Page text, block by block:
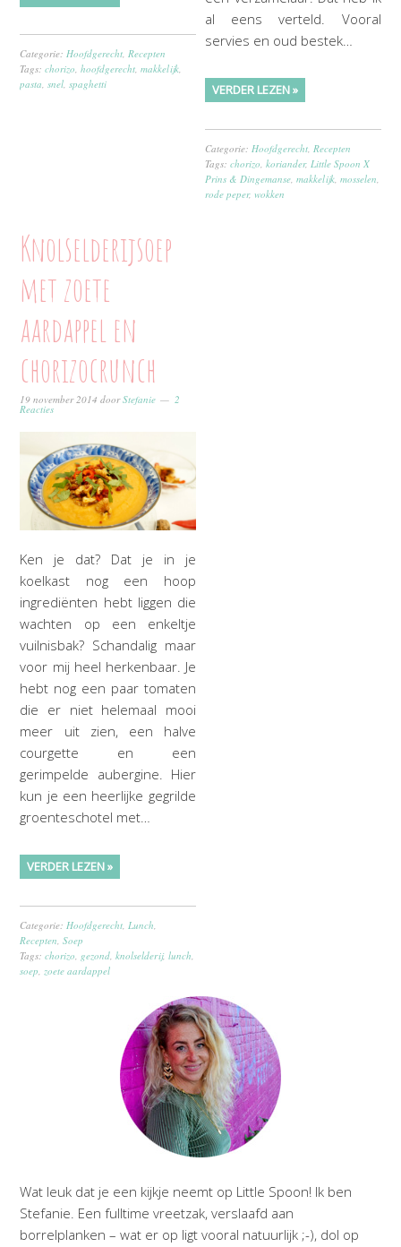
Categorie: Hoofdgerecht Recepten
Tags:chorizo ,hoofdgerecht ,makkelijk
pasta ,snel ,spaghetti
al eens verteld. Vooral
servies en oud bestek…
VERDER LEZEN »
Categorie: Hoofdgerecht Recepten
Tags:chorizo ,koriander, Little Spoon X
Prins & Dingemanse ,makkelijk ,mosselen
rode peper,wokken
Knolselderijsoep
met zoete
aardappel en
chorizocrunch
19 november 2014 doorStefanie 2
Reacties
Ken je dat? Dat je in je
koelkast nog een hoop
ingrediënten hebt liggen die
wachten op een enkeltje
vuilnisbak? Schandalig maar
voor mij heel herkenbaar. Je
hebt nog een paar tomaten
die er niet helemaal mooi
meer uit zien, een halve
courgette en een
gerimpelde aubergine. Hier
kun je een heerlijke gegrilde
groenteschotel met…
VERDER LEZEN »
Categorie: Hoofdgerecht Lunch
Recepten ,Soep
Tags:chorizo gezond ,knolselderij,lunch
soep zoete aardappel
Wat leuk dat je een kijkje neemt op Little Spoon! Ik ben
Stefanie. Een fulltime vreetzak, verslaafd aan
borrelplanken – wat er op ligt vooral natuurlijk ;-), dol op